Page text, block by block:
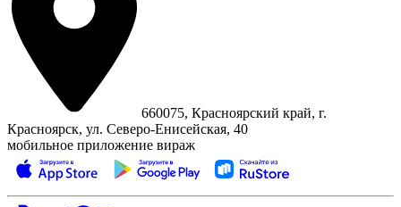
660075, Красноярский край, г.
Красноярск, ул. Северо‑Енисейская, 40
мобильное приложение вираж